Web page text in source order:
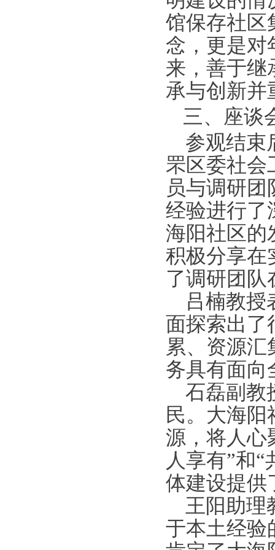
馆保存社区
念，更是对
来，善于继
承与创新并
三、座谈
参观结束
罘区委社会
员与调研
经验进行了
海阳社区的
积极分享在
了调研团队
吕楠教授
面探索出了
累、资源
务具有面向
石磊副教
民。大海
源，将人心
人享有”和
体建设提供
王阳助理
于本土经验